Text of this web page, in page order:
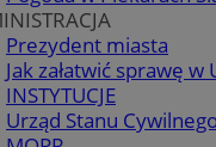
Prezydent miasta
Jak załatwić sprawę
INSTYTUCJE
Urząd Stanu